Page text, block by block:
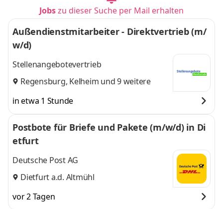
Jobszu dieser Suche per Mail erhalten
Außendienstmitarbeiter - Direktvertrieb (m/
w/d)
Stellenangebotevertrieb
Regensburg, Kelheim und 9 weitere
in etwa 1 Stunde
Postbote für Briefe und Pakete (m/w/d) in Di
etfurt
Deutsche Post AG
Dietfurt a.d. Altmühl
vor 2 Tagen